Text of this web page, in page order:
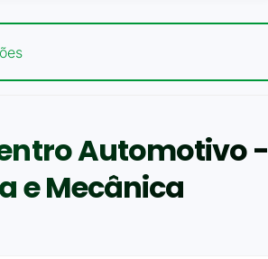
Automotivo -
e Mecânica